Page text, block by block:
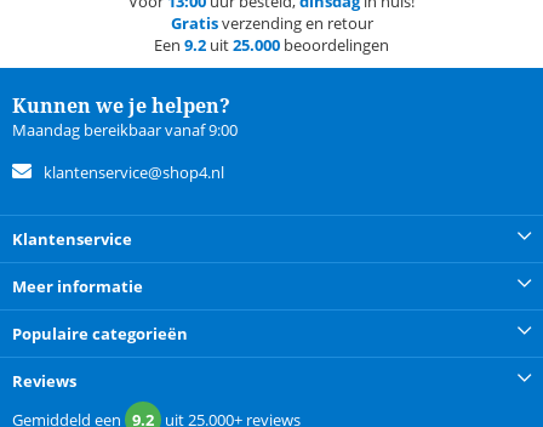
Gratisverzending en retour
Een 9.2 uit25.000 beoordelingen
Kunnen we je helpen?
Maandag bereikbaar vanaf 9:00
klantenservice@shop4.nl
Klantenservice
Meer informatie
Populaire categorieën
Reviews
Gemiddeld een 9.2 uit25.000+ reviews